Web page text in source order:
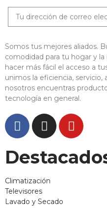
Somos tus mejores aliados.
comodidad para tu hogar y
hacer más fácil el acceso a
unimos la eficiencia, servicio,
nosotros encuentras
tecnología en general.
Climatización
Televisores
Lavado y Secado